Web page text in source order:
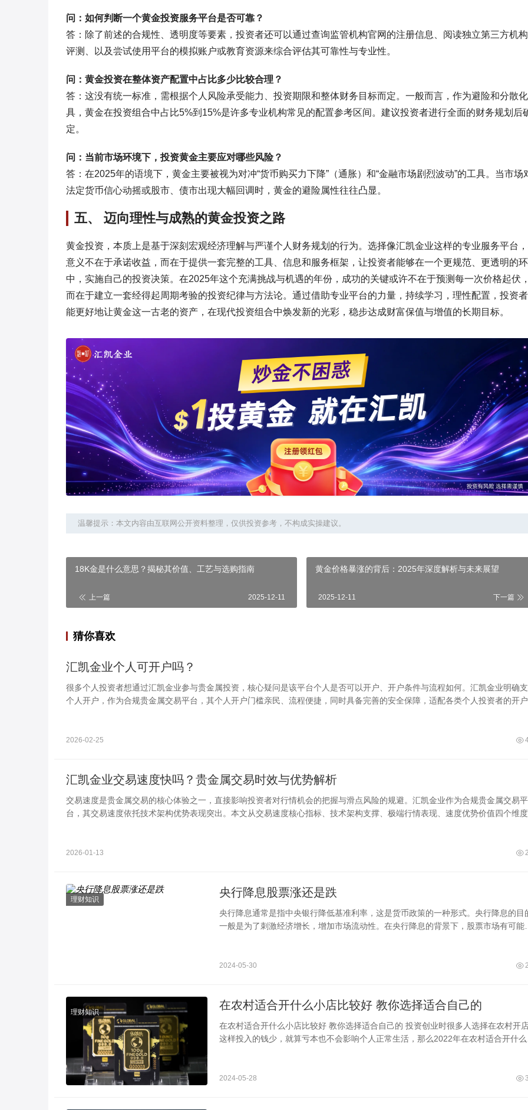
问：如何判断一个黄金投资服务平台是否可靠？
答：除了前述的合规性、透明度等要素，投资者还可以通过查询监管机构官网的注册信息、阅读独立第三方机
评测、以及尝试使用平台的模拟账户或教育资源来综合评估其可靠性与专业性。
问：黄金投资在整体资产配置中占比多少比较合理？
答：这没有统一标准，需根据个人风险承受能力、投资期限和整体财务目标而定。一般而言，作为避险和分散
具，黄金在投资组合中占比5%到15%是许多专业机构常见的配置参考区间。建议投资者进行全面的财务规划后
定。
问：当前市场环境下，投资黄金主要应对哪些风险？
答：在2025年的语境下，黄金主要被视为对冲“货币购买力下降”（通胀）和“金融市场剧烈波动”的工具。当市场
法定货币信心动摇或股市、债市出现大幅回调时，黄金的避险属性往往凸显。
五、 迈向理性与成熟的黄金投资之路
黄金投资，本质上是基于深刻宏观经济理解与严谨个人财务规划的行为。选择像汇凯金业这样的专业服务平台
意义不在于承诺收益，而在于提供一套完整的工具、信息和服务框架，让投资者能够在一个更规范、更透明的
中，实施自己的投资决策。在2025年这个充满挑战与机遇的年份，成功的关键或许不在于预测每一次价格起伏，
而在于建立一套经得起周期考验的投资纪律与方法论。通过借助专业平台的力量，持续学习，理性配置，投资
能更好地让黄金这一古老的资产，在现代投资组合中焕发新的光彩，稳步达成财富保值与增值的长期目标。
温馨提示：本文内容由互联网公开资料整理，仅供投资参考，不构成实操建议。
18K金是什么意思？揭秘其价值、工艺与选购指南
上一篇 2025-12-11
黄金价格暴涨的背后：2025年深度解析与未来展望
2025-12-11 下一篇
猜你喜欢
汇凯金业个人可开户吗？
很多个人投资者想通过汇凯金业参与贵金属投资，核心疑问是该平台个人是否可以开户、开户条件与流程如何。汇凯金业明确
个人开户，作为合规贵金属交易平台，其个人开户门槛亲民、流程便捷，同时具备完善的安全保障，适配各类个人投资者的开户
2026-02-25
汇凯金业交易速度快吗？贵金属交易时效与优势解析
交易速度是贵金属交易的核心体验之一，直接影响投资者对行情机会的把握与滑点风险的规避。汇凯金业作为合规贵金属交易平
台，其交易速度依托技术架构优势表现突出。本文从交易速度核心指标、技术架构支撑、极端行情表现、速度优势价值四个维度
2026-01-13
理财知识
央行降息股票涨还是跌
央行降息通常是指中央银行降低基准利率，这是货币政策的一种形式。央行降息的目
一般是为了刺激经济增长，增加市场流动性。在央行降息的背景下，股票市场有可能上
2024-05-30
理财知识
在农村适合开什么小店比较好 教你选择适合自己的
在农村适合开什么小店比较好 教你选择适合自己的 投资创业时很多人选择在农村开店，
这样投入的钱少，就算亏本也不会影响个人正常生活，那么2022年在农村适合开什么
2024-05-28